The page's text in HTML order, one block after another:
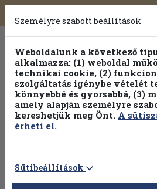
Toggle
navigation
Személyre szabott beállítások
Weboldalunk a következő
alkalmazza: (1) weboldal
technikai cookie, (2)
szolgáltatás igénybe vételét
könnyebbé és gyorsabbá, (3)
amely alapján személyre
kereshetjük meg Önt. A
érheti el.
Sütibeállítások